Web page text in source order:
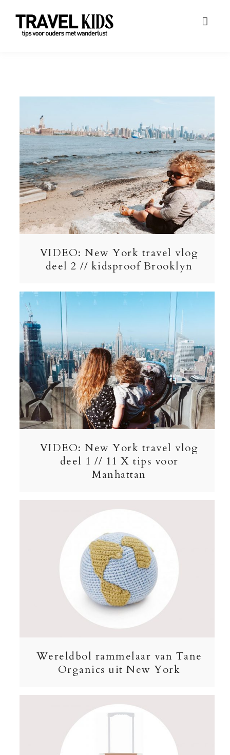
VIDEO: New York travel vlog
deel 2 // kidsproof Brooklyn
VIDEO: New York travel vlog
deel 1 // 11 X tips voor
Manhattan
Wereldbol rammelaar van Tane
Organics uit New York